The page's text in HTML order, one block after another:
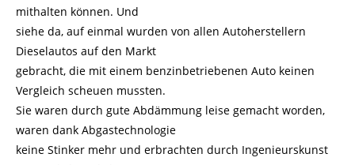
mithalten können. Und
siehe da, auf einmal wurden von allen Autoherstellern
Dieselautos auf den Markt
gebracht, die mit einem benzinbetriebenen Auto keinen
Vergleich scheuen mussten.
Sie waren durch gute Abdämmung leise gemacht worden,
waren dank Abgastechnologie
keine Stinker mehr und erbrachten durch Ingenieurskunst